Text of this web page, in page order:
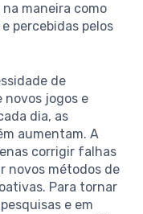
maneira como
percebidas pelos
de
novos jogos e
dia, as
aumentam. A
corrigir falhas
novos métodos de
Para tornar
e em